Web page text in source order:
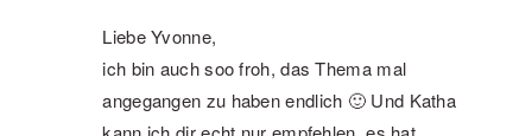
Liebe Yvonne,
ich bin auch soo froh, das Thema mal
angegangen zu haben endlich 🙂 Und Katha